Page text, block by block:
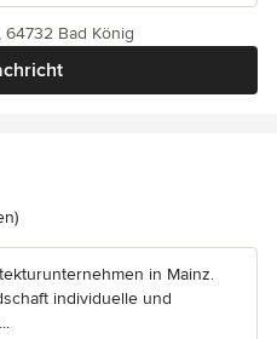
Bad König
von 5 Sternen
in Mainz.
individuelle und